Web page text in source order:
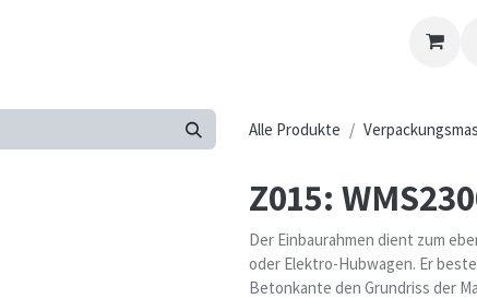
Alle Produkte
Z015:
Der Einbaurahmen dient zum
oder Elektro-Hubwagen. Er
Betonkante den Grundriss der